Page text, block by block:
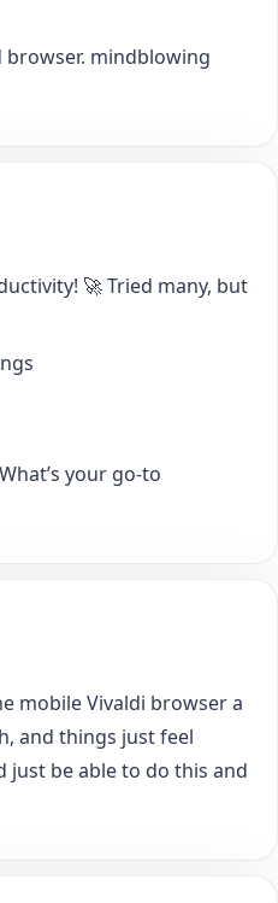
browser. mindblowing
🚀 Tried many, but
your go-to
mobile Vivaldi browser a
and things just feel
just be able to do this and